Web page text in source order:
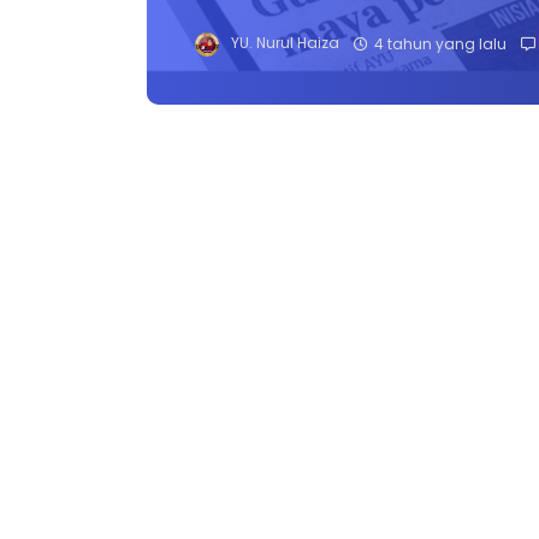
YU. Nurul Haiza 4 tahun yang lalu